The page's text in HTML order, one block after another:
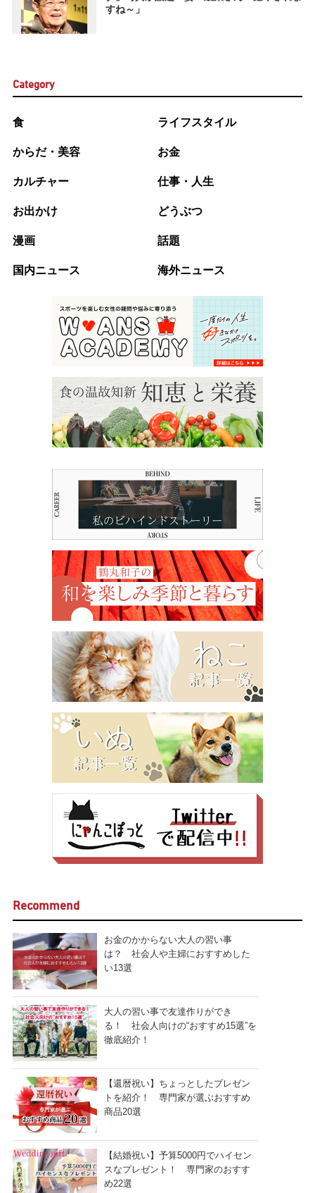
すね～」
Category
食 ライフスタイル
からだ・美容 お金
カルチャー 仕事・人生
お出かけ どうぶつ
漫画 話題
国内ニュース 海外ニュース
Recommend
お金のかからない大人の習い事
は？ 社会人や主婦におすすめした
い13選
大人の習い事で友達作りができ
る！ 社会人向けの“おすすめ15選”を
徹底紹介！
【還暦祝い】ちょっとしたプレゼン
トを紹介！ 専門家が選ぶおすすめ
商品20選
【結婚祝い】予算5000円でハイセン
スなプレゼント！ 専門家のおすす
め22選